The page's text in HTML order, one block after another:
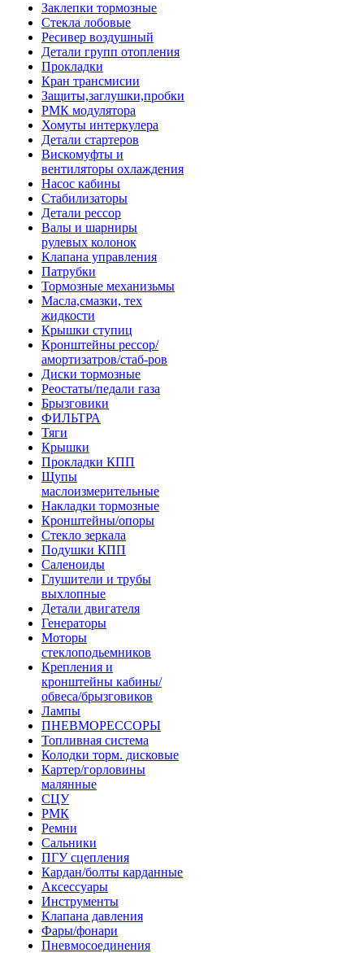
Заклепки тормозные
Стекла лобовые
Ресивер воздушный
Детали групп отопления
Прокладки
Кран трансмисии
Защиты,заглушки,пробки
РМК модулятора
Хомуты интеркулера
Детали стартеров
Вискомуфты и
вентиляторы охлаждения
Насос кабины
Стабилизаторы
Детали рессор
Валы и шарниры
рулевых колонок
Клапана управления
Патрубки
Тормозные механизьмы
Масла,смазки, тех
жидкости
Крышки ступиц
Кронштейны рессор/
амортизатров/стаб-ров
Диски тормозные
Реостаты/педали газа
Брызговики
ФИЛЬТРА
Тяги
Крышки
Прокладки КПП
Щупы
маслоизмерительные
Накладки тормозные
Кронштейны/опоры
Стекло зеркала
Подушки КПП
Саленоиды
Глушители и трубы
выхлопные
Детали двигателя
Генераторы
Моторы
стеклоподьемников
Крепления и
кронштейны кабины/
обвеса/брызговиков
Лампы
ПНЕВМОРЕССОРЫ
Топливная система
Колодки торм. дисковые
Картер/горловины
малянные
СЦУ
РМК
Ремни
Сальники
ПГУ сцепления
Кардан/болты карданные
Аксессуары
Инструменты
Клапана давления
Фары/фонари
Пневмосоединения